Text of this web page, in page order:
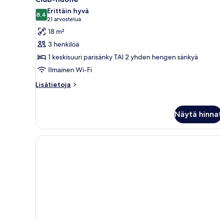
kaikki
huonetyypin
Club-
huone
kuvat
8,48,4 kautta 10
Erittäin hyvä
21 arvostelua
(21
arvostelua)
18 m²
3 henkilöä
1 keskisuuri parisänky TAI 2 yhden hengen sänkyä
Ilmainen Wi-Fi
Lisätietoja
Lisätietoja
Näytä